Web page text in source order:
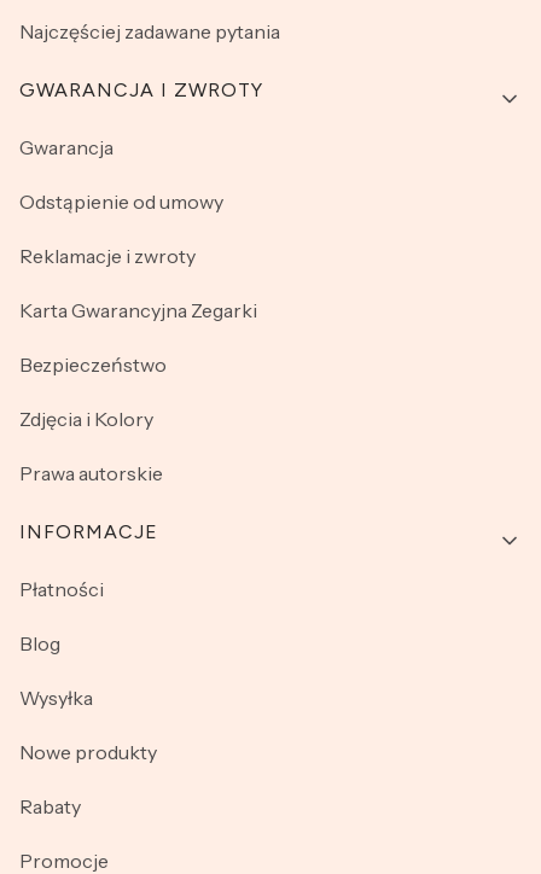
Najczęściej zadawane pytania
GWARANCJA I ZWROTY
Gwarancja
Odstąpienie od umowy
Reklamacje i zwroty
Karta Gwarancyjna Zegarki
Bezpieczeństwo
Zdjęcia i Kolory
Prawa autorskie
INFORMACJE
Płatności
Blog
Wysyłka
Nowe produkty
Rabaty
Promocje